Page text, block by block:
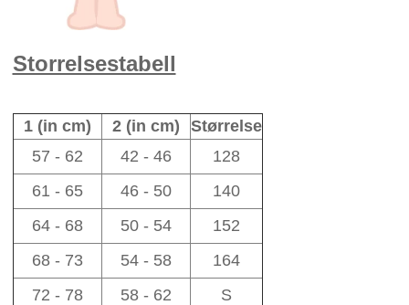
Storrelsestabell
1 (in cm) 2 (in cm)
Størrelse
57 - 62
42 - 46
128
61 - 65
46 - 50
140
64 - 68
50 - 54
152
68 - 73
54 - 58
164
72 - 78
58 - 62
S